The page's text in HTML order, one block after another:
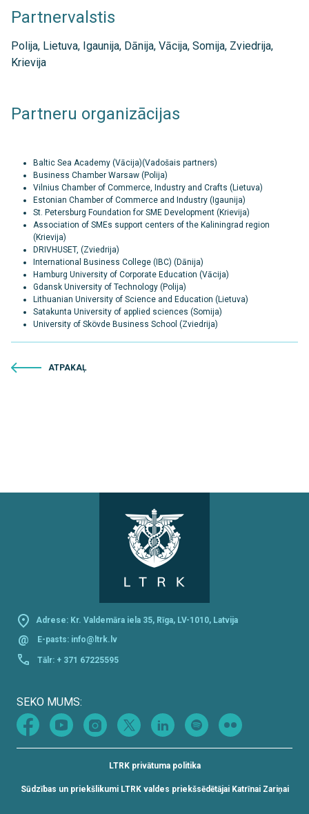
Partnervalstis
Polija, Lietuva, Igaunija, Dānija, Vācija, Somija, Zviedrija,
Krievija
Partneru organizācijas
Baltic Sea Academy (Vācija)(Vadošais partners)
Business Chamber Warsaw (Polija)
Vilnius Chamber of Commerce, Industry and Crafts (Lietuva)
Estonian Chamber of Commerce and Industry (Igaunija)
St. Petersburg Foundation for SME Development (Krievija)
Association of SMEs support centers of the Kaliningrad region
(Krievija)
DRIVHUSET, (Zviedrija)
International Business College (IBC) (Dānija)
Hamburg University of Corporate Education (Vācija)
Gdansk University of Technology (Polija)
Lithuanian University of Science and Education (Lietuva)
Satakunta University of applied sciences (Somija)
University of Skövde Business School (Zviedrija)
ATPAKAĻ
Adrese: Kr. Valdemāra iela 35, Rīga, LV-1010, Latvija
@ E-pasts: info@ltrk.lv
Tālr: + 371 67225595
SEKO MUMS:
LTRK privātuma politika
Sūdzības un priekšlikumi LTRK valdes priekšsēdētājai Katrīnai Zariņai